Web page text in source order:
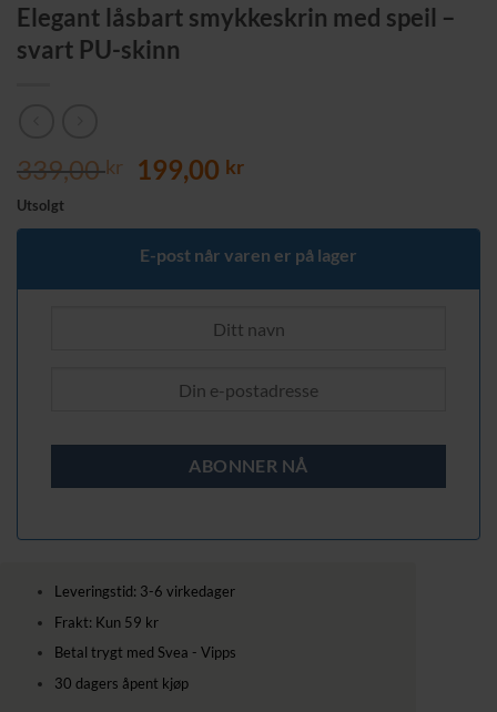
Elegant låsbart smykkeskrin med speil –
svart PU-skinn
339,00kr
Opprinnelig
var:
339,00 kr.
199,00 krNåværende
er:
199,00 kr.
Utsolgt
E-post når varen er på lager
Leveringstid: 3-6 virkedager
Frakt: Kun 59 kr
Betal trygt med Svea - Vipps
30 dagers åpent kjøp